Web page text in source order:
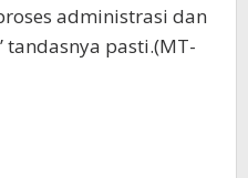
administrasi dan
tandasnya pasti.(MT-